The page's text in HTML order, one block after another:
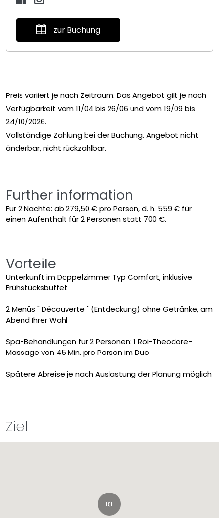
zur Buchung
Preis variiert je nach Zeitraum. Das Angebot gilt je nach
Verfügbarkeit vom 11/04 bis 26/06 und vom 19/09 bis
24/10/2026.
Vollständige Zahlung bei der Buchung. Angebot nicht
änderbar, nicht rückzahlbar.
Further information
Für 2 Nächte: ab 279,50 € pro Person, d. h. 559 € für
einen Aufenthalt für 2 Personen statt 700 €.
Vorteile
Unterkunft im Doppelzimmer Typ Comfort, inklusive
Frühstücksbuffet
2 Menüs " Découverte " (Entdeckung) ohne Getränke, am
Abend Ihrer Wahl
Spa-Behandlungen für 2 Personen: 1 Roi-Theodore-
Massage von 45 Min. pro Person im Duo
Spätere Abreise je nach Auslastung der Planung möglich
Ziel